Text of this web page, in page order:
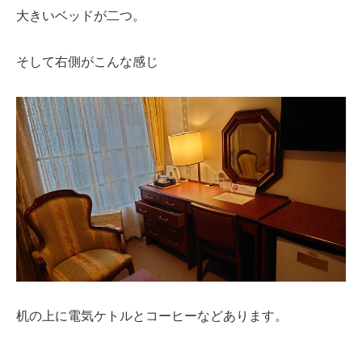
大きいベッドが二つ。
そして右側がこんな感じ
机の上に電気ケトルとコーヒーなどあります。